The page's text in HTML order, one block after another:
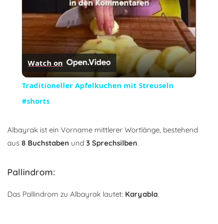
Watch on
Traditioneller Apfelkuchen mit Streuseln
#shorts
Albayrak ist ein Vorname mittlerer Wortlänge, bestehend
aus 8 Buchstaben und 3 Sprechsilben.
Pallindrom:
Das Pallindrom zu Albayrak lautet: Karyabla.